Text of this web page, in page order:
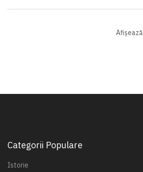
Afișează
Categorii Populare
Istorie